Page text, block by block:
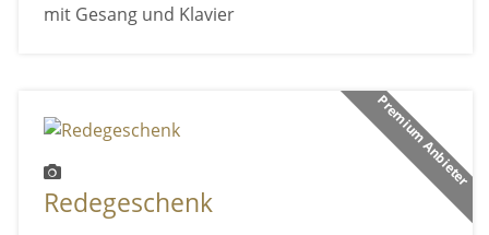
mit Gesang und Klavier
Premium Anbieter
Redegeschenk